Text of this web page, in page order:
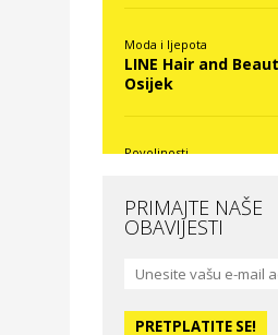
Moda i ljepota
LINE Hair and
Osijek
Povoljnosti
Moda i ljepota
studio – Osijek
PRIMAJTE NAŠE
OBAVIJESTI